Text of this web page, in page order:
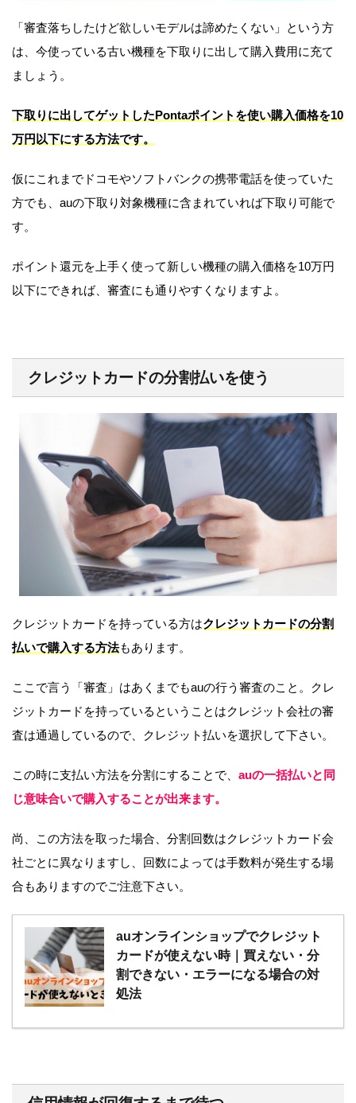
「審査落ちしたけど欲しいモデルは諦めたくない」という方
は、今使っている古い機種を下取りに出して購入費用に充て
ましょう。
下取りに出してゲットしたPontaポイントを使い購入価格を10
万円以下にする方法です。
仮にこれまでドコモやソフトバンクの携帯電話を使っていた
方でも、auの下取り対象機種に含まれていれば下取り可能で
す。
ポイント還元を上手く使って新しい機種の購入価格を10万円
以下にできれば、審査にも通りやすくなりますよ。
クレジットカードの分割払いを使う
クレジットカードを持っている方はクレジットカードの分割
払いで購入する方法もあります。
ここで言う「審査」はあくまでもauの行う審査のこと。クレ
ジットカードを持っているということはクレジット会社の審
査は通過しているので、クレジット払いを選択して下さい。
この時に支払い方法を分割にすることで、 auの一括払いと同
じ意味合いで購入することが出来ます。
尚、この方法を取った場合、分割回数はクレジットカード会
社ごとに異なりますし、回数によっては手数料が発生する場
合もありますのでご注意下さい。
auオンラインショップでクレジット
カードが使えない時｜買えない・分
割できない・エラーになる場合の対
処法